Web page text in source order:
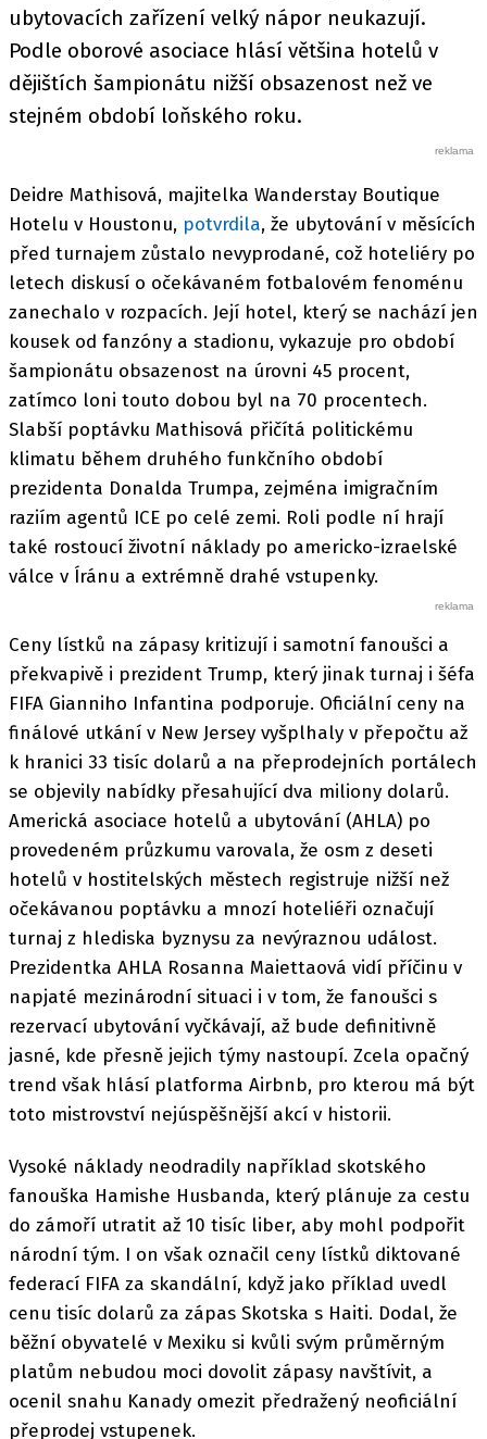
ubytovacích zařízení velký nápor neukazují.
Podle oborové asociace hlásí většina hotelů v
dějištích šampionátu nižší obsazenost než ve
stejném období loňského roku.
Deidre Mathisová, majitelka Wanderstay Boutique
Hotelu v Houstonu, potvrdila, že ubytování v měsících
před turnajem zůstalo nevyprodané, což hoteliéry po
letech diskusí o očekávaném fotbalovém fenoménu
zanechalo v rozpacích. Její hotel, který se nachází jen
kousek od fanzóny a stadionu, vykazuje pro období
šampionátu obsazenost na úrovni 45 procent,
zatímco loni touto dobou byl na 70 procentech.
Slabší poptávku Mathisová přičítá politickému
klimatu během druhého funkčního období
prezidenta Donalda Trumpa, zejména imigračním
raziím agentů ICE po celé zemi. Roli podle ní hrají
také rostoucí životní náklady po americko-izraelské
válce v Íránu a extrémně drahé vstupenky.
Ceny lístků na zápasy kritizují i samotní fanoušci a
překvapivě i prezident Trump, který jinak turnaj i šéfa
FIFA Gianniho Infantina podporuje. Oficiální ceny na
finálové utkání v New Jersey vyšplhaly v přepočtu až
k hranici 33 tisíc dolarů a na přeprodejních portálech
se objevily nabídky přesahující dva miliony dolarů.
Americká asociace hotelů a ubytování (AHLA) po
provedeném průzkumu varovala, že osm z deseti
hotelů v hostitelských městech registruje nižší než
očekávanou poptávku a mnozí hoteliéři označují
turnaj z hlediska byznysu za nevýraznou událost.
Prezidentka AHLA Rosanna Maiettaová vidí příčinu v
napjaté mezinárodní situaci i v tom, že fanoušci s
rezervací ubytování vyčkávají, až bude definitivně
jasné, kde přesně jejich týmy nastoupí. Zcela opačný
trend však hlásí platforma Airbnb, pro kterou má být
toto mistrovství nejúspěšnější akcí v historii.
Vysoké náklady neodradily například skotského
fanouška Hamishe Husbanda, který plánuje za cestu
do zámoří utratit až 10 tisíc liber, aby mohl podpořit
národní tým. I on však označil ceny lístků diktované
federací FIFA za skandální, když jako příklad uvedl
cenu tisíc dolarů za zápas Skotska s Haiti. Dodal, že
běžní obyvatelé v Mexiku si kvůli svým průměrným
platům nebudou moci dovolit zápasy navštívit, a
ocenil snahu Kanady omezit předražený neoficiální
přeprodej vstupenek.